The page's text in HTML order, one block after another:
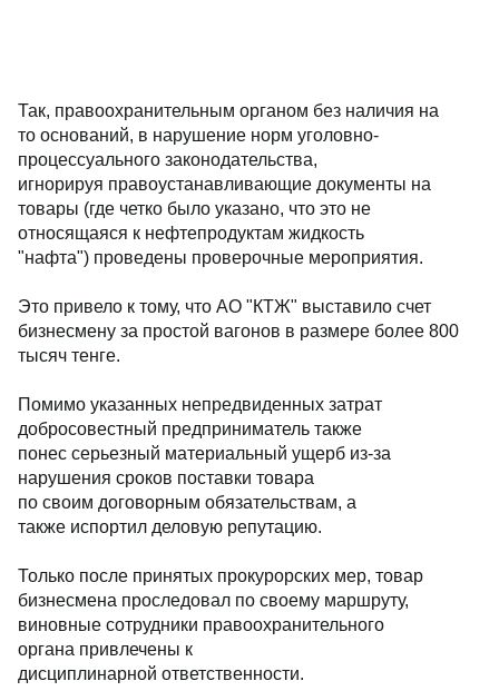
Так, правоохранительным органом без наличия на
то оснований, в нарушение норм уголовно-
процессуального законодательства,
игнорируя правоустанавливающие документы на
товары (где четко было указано, что это не
относящаяся к нефтепродуктам жидкость
"нафта") проведены проверочные мероприятия.
Это привело к тому, что АО "КТЖ" выставило счет
бизнесмену за простой вагонов в размере более 800
тысяч тенге.
Помимо указанных непредвиденных затрат
добросовестный предприниматель также
понес серьезный материальный ущерб из-за
нарушения сроков поставки товара
по своим договорным обязательствам, а
также испортил деловую репутацию.
Только после принятых прокурорских мер, товар
бизнесмена проследовал по своему маршруту,
виновные сотрудники правоохранительного
органа привлечены к
дисциплинарной ответственности.